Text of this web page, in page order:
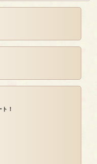
！